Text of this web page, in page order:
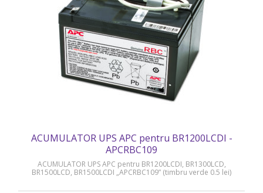
ACUMULATOR UPS APC pentru BR1200LCDI -
APCRBC109
ACUMULATOR UPS APC pentru BR1200LCDI, BR1300LCD,
BR1500LCD, BR1500LCDI „APCRBC109” (timbru verde 0.5 lei)